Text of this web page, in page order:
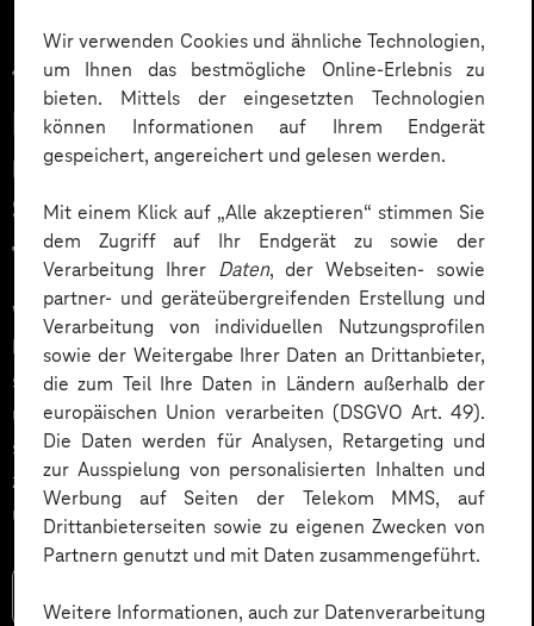
Wir verwenden Cookies und ähnliche Technologien,
um Ihnen das bestmögliche Online-Erlebnis zu
bieten. Mittels der eingesetzten Technologien
können Informationen auf Ihrem Endgerät
gespeichert, angereichert und gelesen werden.
Mit einem Klick auf „Alle akzeptieren“ stimmen Sie
dem Zugriff auf Ihr Endgerät zu sowie der
Verarbeitung Ihrer Daten, der Webseiten- sowie
partner- und geräteübergreifenden Erstellung und
Verarbeitung von individuellen Nutzungsprofilen
sowie der Weitergabe Ihrer Daten an Drittanbieter,
die zum Teil Ihre Daten in Ländern außerhalb der
europäischen Union verarbeiten (DSGVO Art. 49).
Die Daten werden für Analysen, Retargeting und
zur Ausspielung von personalisierten Inhalten und
Werbung auf Seiten der Telekom MMS, auf
Drittanbieterseiten sowie zu eigenen Zwecken von
Partnern genutzt und mit Daten zusammengeführt.
Weitere Informationen, auch zur Datenverarbeitung
17.04.2026
Intelligente Automatisierung mit
n8n Workflows: Wie Multi-Agent-
Systeme Geschäftsprozesse
transformieren
Workflow-Automation mit KI-Agenten (AI Agents) ist
längst kein Zukunftsthema mehr, sondern entwickelt
sich zum Standardwerkzeug moderner Unternehmen,
um Skalierungsdruck, Fachkräftemangel und
steigende Compliance- und DSGVO-Anforderungen
zu bewältigen – etwa durch Marketing Automation
und intelligente Workflows.